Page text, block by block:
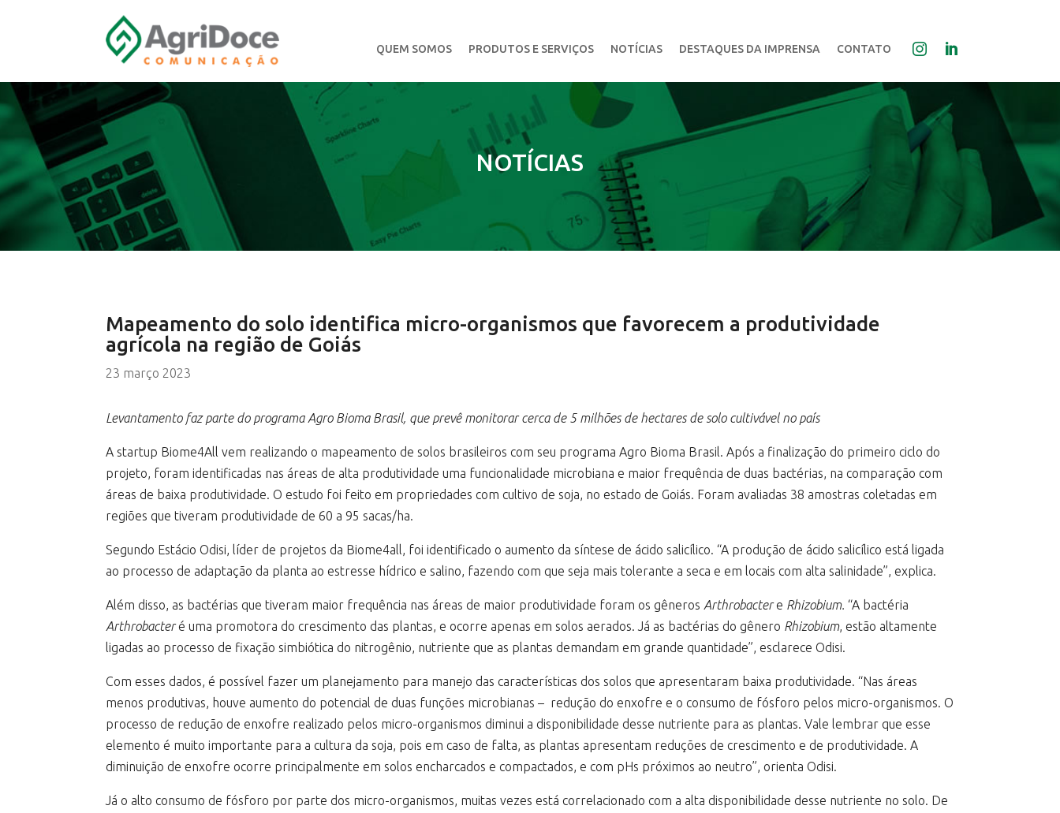
QUEM SOMOS PRODUTOS E SERVIÇOS NOTÍCIAS DESTAQUES DA IMPRENSA CONTATO
NOTÍCIAS
Mapeamento do solo identifica micro-organismos que favorecem a produtividade
agrícola na região de Goiás
23 março 2023
Levantamento faz parte do programa Agro Bioma Brasil, que prevê monitorar cerca de 5 milhões de hectares de solo cultivável no país
A startup Biome4All vem realizando o mapeamento de solos brasileiros com seu programa Agro Bioma Brasil. Após a finalização do primeiro ciclo do
projeto, foram identificadas nas áreas de alta produtividade uma funcionalidade microbiana e maior frequência de duas bactérias, na comparação com
áreas de baixa produtividade. O estudo foi feito em propriedades com cultivo de soja, no estado de Goiás. Foram avaliadas 38 amostras coletadas em
regiões que tiveram produtividade de 60 a 95 sacas/ha.
Segundo Estácio Odisi, líder de projetos da Biome4all, foi identificado o aumento da síntese de ácido salicílico. “A produção de ácido salicílico está ligada
ao processo de adaptação da planta ao estresse hídrico e salino, fazendo com que seja mais tolerante a seca e em locais com alta salinidade”, explica.
Além disso, as bactérias que tiveram maior frequência nas áreas de maior produtividade foram os gêneros Arthrobactere Rhizobium. “A bactéria
Arthrobacteré uma promotora do crescimento das plantas, e ocorre apenas em solos aerados. Já as bactérias do gênero Rhizobium, estão altamente
ligadas ao processo de fixação simbiótica do nitrogênio, nutriente que as plantas demandam em grande quantidade”, esclarece Odisi.
Com esses dados, é possível fazer um planejamento para manejo das características dos solos que apresentaram baixa produtividade. “Nas áreas
menos produtivas, houve aumento do potencial de duas funções microbianas – redução do enxofre e o consumo de fósforo pelos micro-organismos. O
processo de redução de enxofre realizado pelos micro-organismos diminui a disponibilidade desse nutriente para as plantas. Vale lembrar que esse
elemento é muito importante para a cultura da soja, pois em caso de falta, as plantas apresentam reduções de crescimento e de produtividade. A
diminuição de enxofre ocorre principalmente em solos encharcados e compactados, e com pHs próximos ao neutro”, orienta Odisi.
Já o alto consumo de fósforo por parte dos micro-organismos, muitas vezes está correlacionado com a alta disponibilidade desse nutriente no solo. De